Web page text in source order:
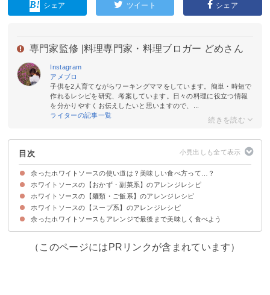
シェア ツイート シェア
専門家監修 | 料理専門家・料理ブロガー どめさん
Instagram
アメブロ
子供を2人育てながらワーキングママをしています。簡単・時短で
作れるレシピを研究、考案しています。日々の料理に役立つ情報
を分かりやすくお伝えしたいと思いますので、...
ライターの記事一覧
目次
余ったホワイトソースの使い道は？美味しい食べ方って…？
ホワイトソースの【おかず・副菜系】のアレンジレシピ
①コーンクリームのスコップコロッケ
②かぼちゃのグラタン
③パングラタン
④ホワイトソースの煮込みハンバーグ
⑤ロールキャベツ
⑥餃子の皮のラザニア
⑦鮭のクリーム煮
⑧じゃがいもとベーコンのホワイトソース春巻き
ホワイトソースの【麺類・ご飯系】のアレンジレシピ
①カルボナーラうどん
②レモンクリームパスタ
③カレードリア
④海老とキノコのチーズリゾット
⑤バターライスオムライス
⑥かぼちゃのニョッキ
ホワイトソースの【スープ系】のアレンジレシピ
①クリームシチュー
②コーンスープ
③クラムチャウダー
余ったホワイトソースもアレンジで最後まで美味しく食べよう
（このページにはPRリンクが含まれています）